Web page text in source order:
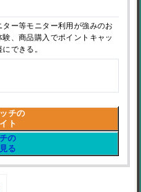
ー等モニター利用が強みのお
、商品購入でポイントキャッ
できる。
チの
ト
の
る